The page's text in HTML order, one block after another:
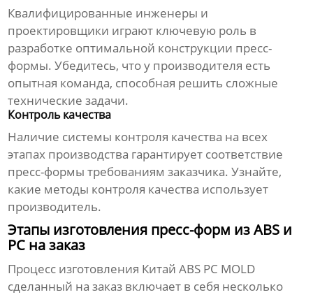
Квалифицированные инженеры и
проектировщики играют ключевую роль в
разработке оптимальной конструкции пресс-
формы. Убедитесь, что у производителя есть
опытная команда, способная решить сложные
технические задачи.
Контроль качества
Наличие системы контроля качества на всех
этапах производства гарантирует соответствие
пресс-формы требованиям заказчика. Узнайте,
какие методы контроля качества использует
производитель.
Этапы изготовления пресс-форм из ABS и
PC на заказ
Процесс изготовления Китай ABS PC MOLD
сделанный на заказ включает в себя несколько